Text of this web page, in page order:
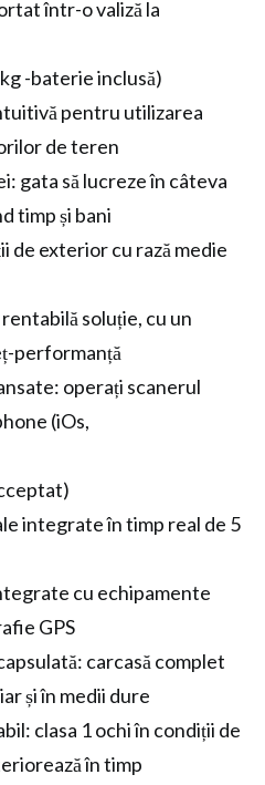
într-o valiză la
-baterie inclusă)
pentru utilizarea
de teren
gata să lucreze în câteva
timp și bani
de exterior cu rază medie
soluție, cu un
performanță
operați scanerul
(iOs,
integrate în timp real de 5
cu echipamente
GPS
carcasă complet
și în medii dure
clasa 1 ochi în condiții de
în timp